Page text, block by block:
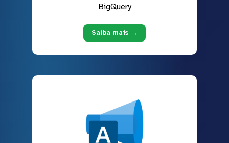
BigQuery
Saiba mais →